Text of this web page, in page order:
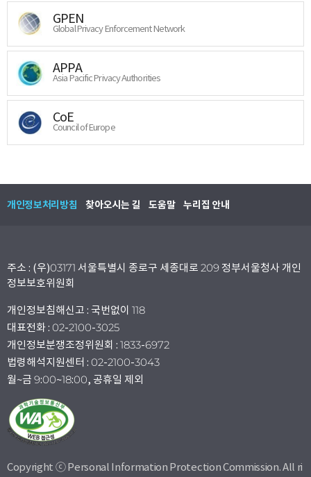
GPEN
Global Privacy Enforcement Network
APPA
Asia Pacific Privacy Authorities
CoE
Council of Europe
개인정보처리방침 찾아오시는 길 도움말 누리집 안내
주소 : (우)03171 서울특별시 종로구 세종대로 209 정부서울청사 개인
정보보호위원회
개인정보침해신고 : 국번없이 118
대표전화 : 02-2100-3025
개인정보분쟁조정위원회 : 1833-6972
법령해석지원센터 : 02-2100-3043
월~금 9:00~18:00, 공휴일 제외
Copyright ⓒ Personal Information Protection Commission. All ri